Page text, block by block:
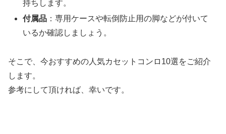
持ちします。
付属品 ：専用ケースや転倒防止用の脚などが付いて
いるか確認しましょう。
そこで、今おすすめの人気カセットコンロ10選をご紹介
します。
参考にして頂ければ、幸いです。